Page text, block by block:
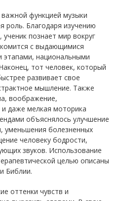
функцией музыки
роль. Благодаря изучению
познает мир вокруг
с выдающимися
этапами, национальными
тот человек, который
развивает свое
мышление. Также
воображение,
даже мелкая моторика
объяснялось улучшение
уменьшения болезненных
человеку бодрости,
звуков. Использование
целью описаны
Библии.
оттенки чувств и